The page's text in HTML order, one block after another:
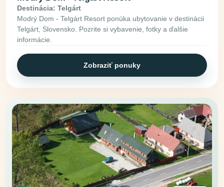
Destinácia: Telgárt
Modrý Dom - Telgárt Resort ponúka ubytovanie v destinácii
Telgárt, Slovensko. Pozrite si vybavenie, fotky a ďalšie
informácie.
Zobraziť ponuky